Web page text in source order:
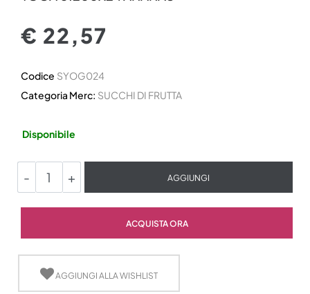
€ 22,57
Codice SYOG024
Categoria Merc: SUCCHI DI FRUTTA
Disponibile
AGGIUNGI
ACQUISTA ORA
AGGIUNGI ALLA WISHLIST